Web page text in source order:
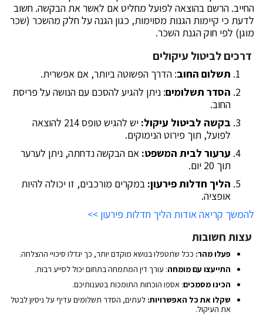
החייב. הרשם בהוצאה לפועל מחליט אם לאשר את הבקשה. חשוב
לדעת כי קיימות הגנות מסוימות, כגון הגנה על חלק מהשכר (שכר
מוגן) לפי חוק הגנת השכר.
דרכים לביטול עיקולים
תשלום החוב: הדרך הפשוטה ביותר, אם אפשרית.
הסדר תשלומים: ניתן להגיע להסכם עם הנושה על פריסת
החוב.
בקשה לביטול עיקול:
יש להגיש טופס 214 להוצאה
לפועל, תוך פירוט הנימוקים.
ערעור לבית המשפט: אם הבקשה נדחתה, ניתן לערער
תוך 20 יום.
הליך חדלות פירעון: במקרים מורכבים, זו יכולה להיות
אופציה.
להמשך קריאה אודות הליך חדלות פירעון >>
עצות חשובות
פעלו מהר: ככל שתטפלו בנושא מוקדם יותר, כך יגדלו סיכויי ההצלחה.
התייעצו עם מומחה: עורך דין המתמחה בתחום יכול לסייע רבות.
הכינו מסמכים: אספו הוכחות התומכות בטענותיכם.
שקלו את כל האפשרויות: לעתים, הסדר תשלומים עדיף על ניסיון לבטל
את העיקול.